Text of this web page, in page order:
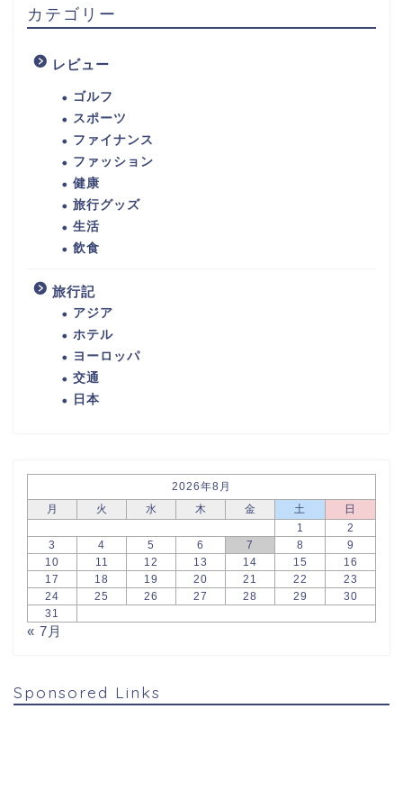
カテゴリー
レビュー
ゴルフ
スポーツ
ファイナンス
ファッション
健康
旅行グッズ
生活
飲食
旅行記
アジア
ホテル
ヨーロッパ
交通
日本
2026年8月
月
火 水 木 金 土
日
1
2
3
4 5 6 7 8
9
10
11 12 13 14 15
16
17
18 19 20 21 22
23
24
25 26 27 28 29
30
31
« 7月
Sponsored Links